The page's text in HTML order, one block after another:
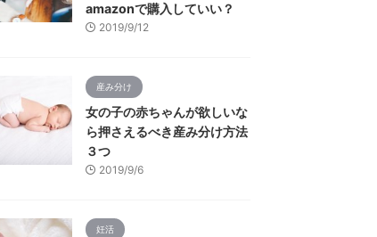
amazonで購入していい？
2019/9/12
産み分け
女の子の赤ちゃんが欲しいな
ら押さえるべき産み分け方法
３つ
2019/9/6
妊活